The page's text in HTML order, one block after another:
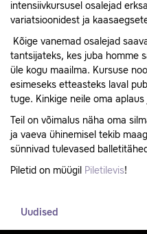
intensiivkursusel osalejad
variatsioonidest ja
Kõige vanemad osalejad
tantsijateks, kes juba homme
üle kogu maailma. Kursuse
esimeseks etteasteks laval
tuge. Kinkige neile oma
Teil on võimalus näha oma
ja vaeva ühinemisel tekib
sünnivad tulevased
Piletid on müügil Piletilevis!
Uudised